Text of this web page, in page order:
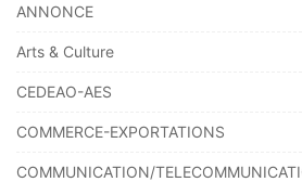
ANNONCE
Arts & Culture
CEDEAO-AES
COMMERCE-EXPORTATIONS
COMMUNICATION/